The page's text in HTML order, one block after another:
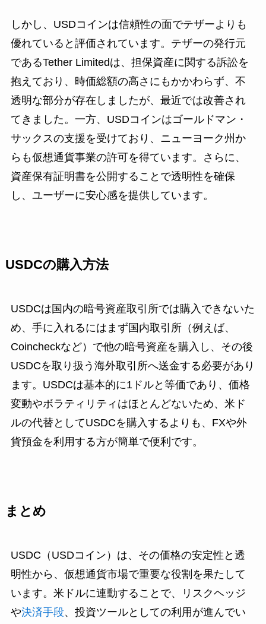
しかし、USDコインは信頼性の面でテザーよりも
優れていると評価されています。テザーの発行元
であるTether Limitedは、担保資産に関する訴訟を
抱えており、時価総額の高さにもかかわらず、不
透明な部分が存在しましたが、最近では改善され
てきました。一方、USDコインはゴールドマン・
サックスの支援を受けており、ニューヨーク州か
らも仮想通貨事業の許可を得ています。さらに、
資産保有証明書を公開することで透明性を確保
し、ユーザーに安心感を提供しています。
USDCの購入方法
USDCは国内の暗号資産取引所では購入できないた
め、手に入れるにはまず国内取引所（例えば、
Coincheckなど）で他の暗号資産を購入し、その後
USDCを取り扱う海外取引所へ送金する必要があり
ます。USDCは基本的に1ドルと等価であり、価格
変動やボラティリティはほとんどないため、米ド
ルの代替としてUSDCを購入するよりも、FXや外
貨預金を利用する方が簡単で便利です。
まとめ
USDC（USDコイン）は、その価格の安定性と透
明性から、仮想通貨市場で重要な役割を果たして
います。米ドルに連動することで、リスクヘッジ
や決済手段、投資ツールとしての利用が進んでい